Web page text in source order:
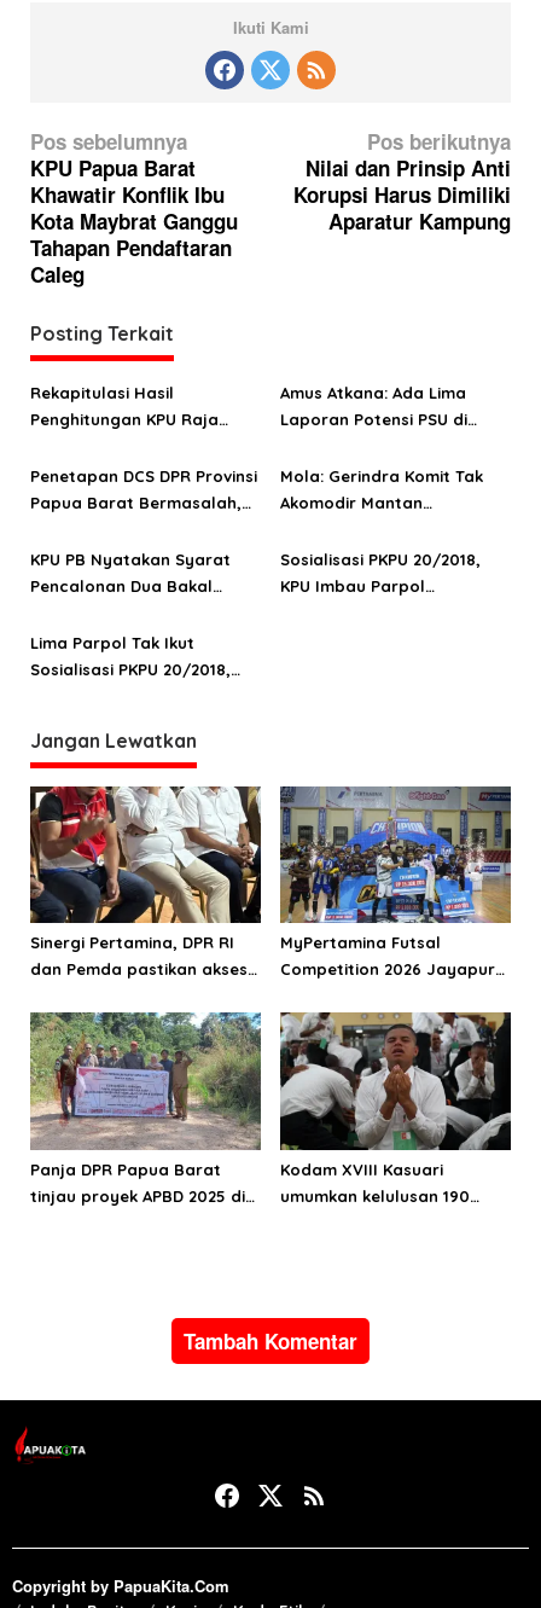
Ikuti Kami
N
a
v
i
g
s
i
p
s
Pos sebelumnya
KPU Papua Barat
Khawatir Konflik Ibu
Kota Maybrat Ganggu
Tahapan Pendaftaran
Caleg
Pos berikutnya
Nilai dan Prinsip Anti
Korupsi Harus Dimiliki
Aparatur Kampung
Posting Terkait
Rekapitulasi Hasil
Penghitungan KPU Raja
DPD
Amus Atkana: Ada Lima
Laporan Potensi PSU di
Penetapan DCS DPR Provinsi
Papua Barat Bermasalah,
Langgar Aturan Sendiri
Mola: Gerindra Komit Tak
Akomodir Mantan
KPU PB Nyatakan Syarat
Pencalonan Dua Bakal
Sosialisasi PKPU 20/2018,
KPU Imbau Parpol
Lima Parpol Tak Ikut
Sosialisasi PKPU 20/2018,
Jangan Lewatkan
Sinergi Pertamina, DPR RI
dan Pemda pastikan akses
MyPertamina Futsal
Competition 2026 Jayapura
talenta muda berprestasi
Panja DPR Papua Barat
tinjau proyek APBD 2025 di
Kodam XVIII Kasuari
umumkan kelulusan 190
Tambah Komentar
Copyright by PapuaKita.Com